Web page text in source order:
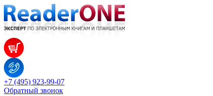
+7 (495) 923-99-07
Обратный звонок